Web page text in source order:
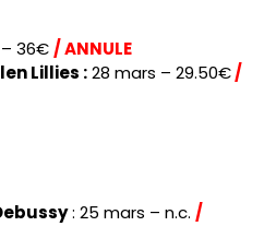
– 36€ / ANNULE
Lillies :28 mars – 29.50€/
: 25 mars – n.c. /